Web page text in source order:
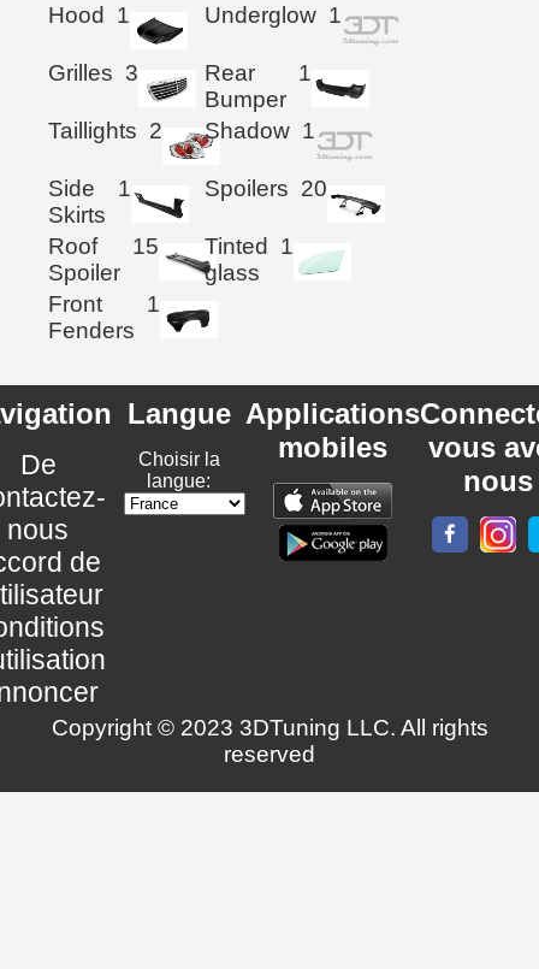
Hood 1 Underglow 1
Grilles 3
Rear
Bumper
1
Taillights 2 Shadow 1
Side
Skirts
1 Spoilers 20
Roof
Spoiler
15
Tinted
glass
1
Front
Fenders
1
De
nous
de
Langue
Choisir la
langue:
Applications
mobiles
vous
nous
Copyright © 2023 3DTuning LLC. All rights
reserved